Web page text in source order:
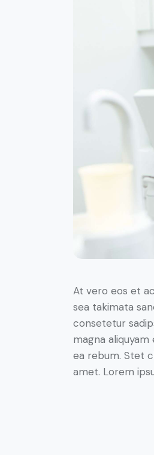
At vero eos et
sea takimata
consetetur
magna
ea rebum. Stet
amet. Lorem